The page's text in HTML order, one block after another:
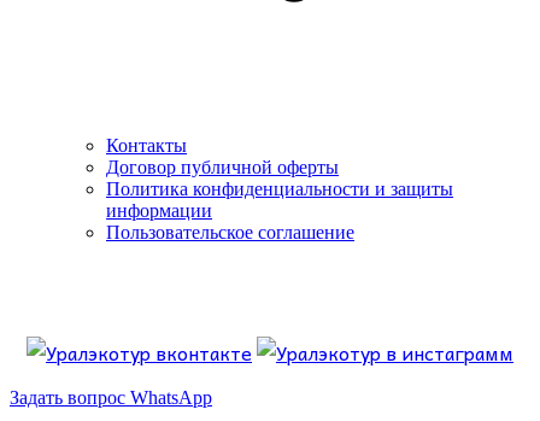
Контакты
Договор публичной оферты
Политика конфиденциальности и защиты
информации
Пользовательское соглашение
Знайте об этом.
Задать вопрос WhatsApp